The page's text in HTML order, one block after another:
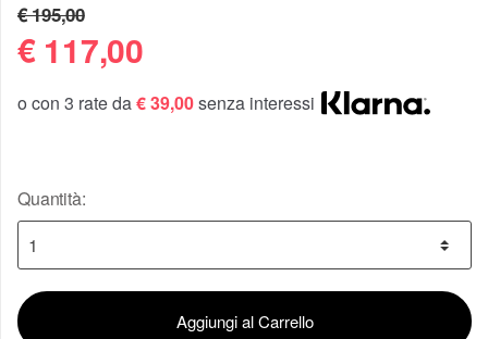
€ 195,00
€ 117,00
o con 3 rate da€ 39,00senza interessi
Quantità:
Aggiungi al Carrello